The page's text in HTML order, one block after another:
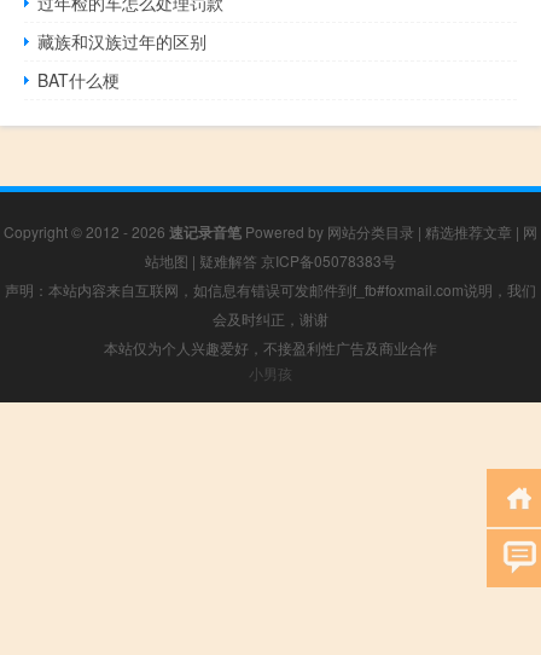
藏族和汉族过年的区别
BAT什么梗
Copyright © 2012 - 2026 速记录音笔 Powered by 网站分类目录 | 精选推荐文章 | 网
站地图 | 疑难解答 京ICP备05078383号
声明：本站内容来自互联网，如信息有错误可发邮件到f_fb#foxmail.com说明，我们
会及时纠正，谢谢
本站仅为个人兴趣爱好，不接盈利性广告及商业合作
小男孩